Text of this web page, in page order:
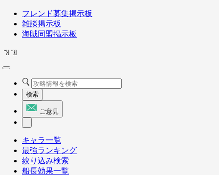
フレンド募集掲示板
雑談掲示板
海賊同盟掲示板
"}] "}]
検索
ご意見
キャラ一覧
最強ランキング
絞り込み検索
船長効果一覧